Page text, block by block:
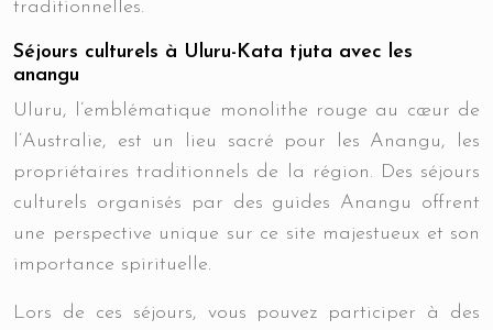
traditionnelles.
Séjours culturels à Uluru-Kata tjuta avec les
anangu
Uluru, l’emblématique monolithe rouge au cœur de
l’Australie, est un lieu sacré pour les Anangu, les
propriétaires traditionnels de la région. Des séjours
culturels organisés par des guides Anangu offrent
une perspective unique sur ce site majestueux et son
importance spirituelle.
Lors de ces séjours, vous pouvez participer à des